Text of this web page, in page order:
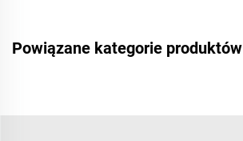
Powiązane kategorie produktów